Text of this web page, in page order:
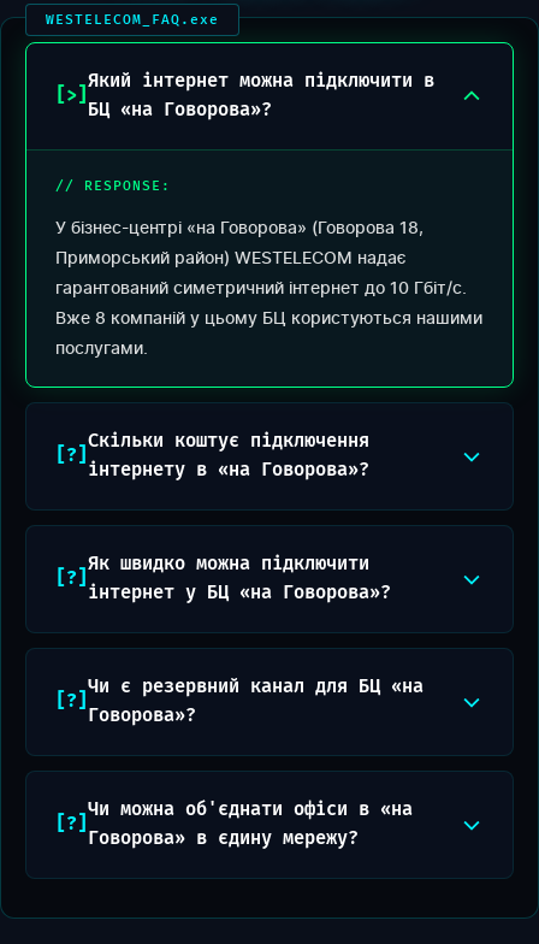
Який інтернет можна підключити в
БЦ «на Говорова»?
У бізнес-центрі «на Говорова» (Говорова 18,
Приморський район) WESTELECOM надає
гарантований симетричний інтернет до 10 Гбіт/с.
Вже 8 компаній у цьому БЦ користуються нашими
послугами.
Скільки коштує підключення
інтернету в «на Говорова»?
Як швидко можна підключити
інтернет у БЦ «на Говорова»?
Чи є резервний канал для БЦ «на
Говорова»?
Чи можна об'єднати офіси в «на
Говорова» в єдину мережу?